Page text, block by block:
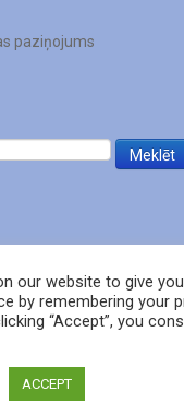
paziņojums
our website to give
by remembering your
“Accept”, you
ACCEPT